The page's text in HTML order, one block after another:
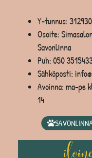
Y-tunnus:
Osoite:
Savonlinna
Puh: 050
Sähköposti:
Avoinna: ma-pe
14